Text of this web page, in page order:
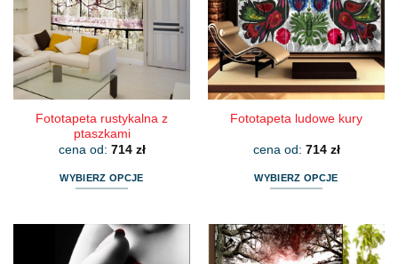
Fototapeta rustykalna z
ptaszkami
cena od: 714 zł
WYBIERZ OPCJE
ma
wiele
Fototapeta ludowe kury
cena od: 714 zł
WYBIERZ OPCJE
ma
wiele